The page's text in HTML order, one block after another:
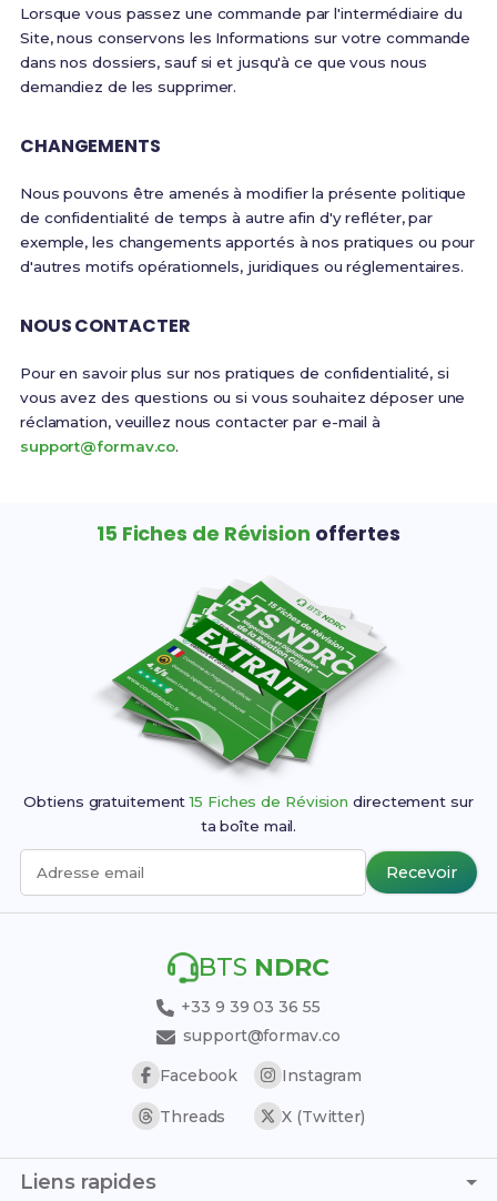
Lorsque vous passez une commande par l'intermédiaire du
Site, nous conservons les Informations sur votre commande
dans nos dossiers, sauf si et jusqu'à ce que vous nous
demandiez de les supprimer.
CHANGEMENTS
Nous pouvons être amenés à modifier la présente politique
de confidentialité de temps à autre afin d'y refléter, par
exemple, les changements apportés à nos pratiques ou pour
d'autres motifs opérationnels, juridiques ou réglementaires.
NOUS CONTACTER
Pour en savoir plus sur nos pratiques de confidentialité, si
vous avez des questions ou si vous souhaitez déposer une
réclamation, veuillez nous contacter par e-mail à
support@formav.co.
15 Fiches de Révision offertes
Obtiens gratuitement15 Fiches de Révision directement sur
ta boîte mail.
Adresse email Recevoir
BTS NDRC
+33 9 39 03 36 55
support@formav.co
Facebook
Instagram
Threads X (Twitter)
Liens rapides